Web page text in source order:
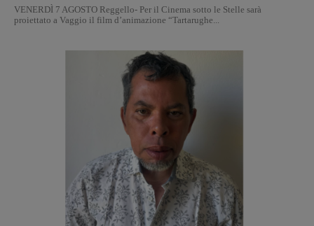
VENERDÌ 7 AGOSTO Reggello- Per il Cinema sotto le Stelle sarà
proiettato a Vaggio il film d’animazione “Tartarughe...